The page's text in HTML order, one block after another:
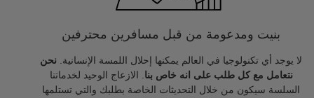
بنيت ومدعومة من قبل مسافرين محترفين
لا يوجد أي تكنولوجيا في العالم يمكنها إحلال اللمسة الإنسانية. نحن
نتعامل مع كل طلب على انه خاص بنا . الازعاج الوحيد لخدماتنا
السلسة سيكون من خلال التحديثات الخاصة بطلبك والتي تستلمها